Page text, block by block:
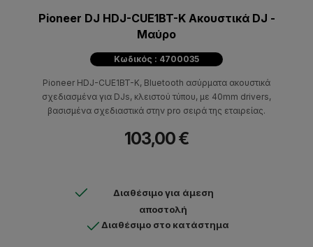
Pioneer DJ HDJ-CUE1BT-K Ακουστικά DJ -
Μαύρo
Κωδικός : 4700035
Pioneer HDJ-CUE1BT-K, Bluetooth ασύρματα ακουστικά
σχεδιασμένα για DJs, κλειστού τύπου, με 40mm drivers,
βασισμένα σχεδιαστικά στην pro σειρά της εταιρείας.
103,00 €
Διαθέσιμο για άμεση
αποστολή
Διαθέσιμο στο κατάστημα